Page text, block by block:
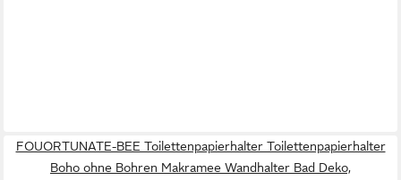
FOUORTUNATE-BEE Toilettenpapierhalter Toilettenpapierhalter
Boho ohne Bohren Makramee Wandhalter Bad Deko,